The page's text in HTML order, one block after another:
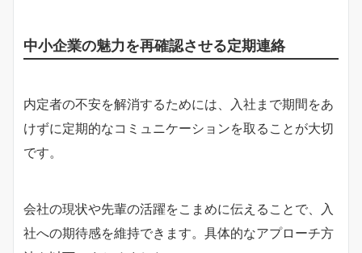
中小企業の魅力を再確認させる定期連絡
内定者の不安を解消するためには、入社まで期間をあ
けずに定期的なコミュニケーションを取ることが大切
です。
会社の現状や先輩の活躍をこまめに伝えることで、入
社への期待感を維持できます。具体的なアプローチ方